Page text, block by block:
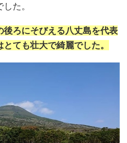
た。
後ろにそびえる八丈島を代表
ても壮大で綺麗でした。